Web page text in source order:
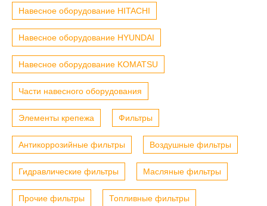
Навесное оборудование HITACHI
Навесное оборудование HYUNDAI
Навесное оборудование KOMATSU
Части навесного оборудования
Элементы крепежа Фильтры
Антикоррозийные фильтры Воздушные фильтры
Гидравлические фильтры Масляные фильтры
Прочие фильтры Топливные фильтры